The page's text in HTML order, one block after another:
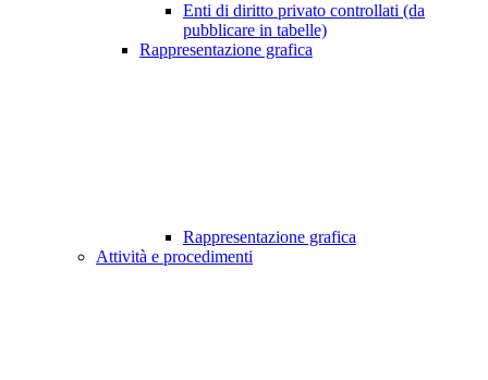
Enti di diritto privato controllati (da
pubblicare in tabelle)
Rappresentazione grafica
Rappresentazione grafica
Attività e procedimenti